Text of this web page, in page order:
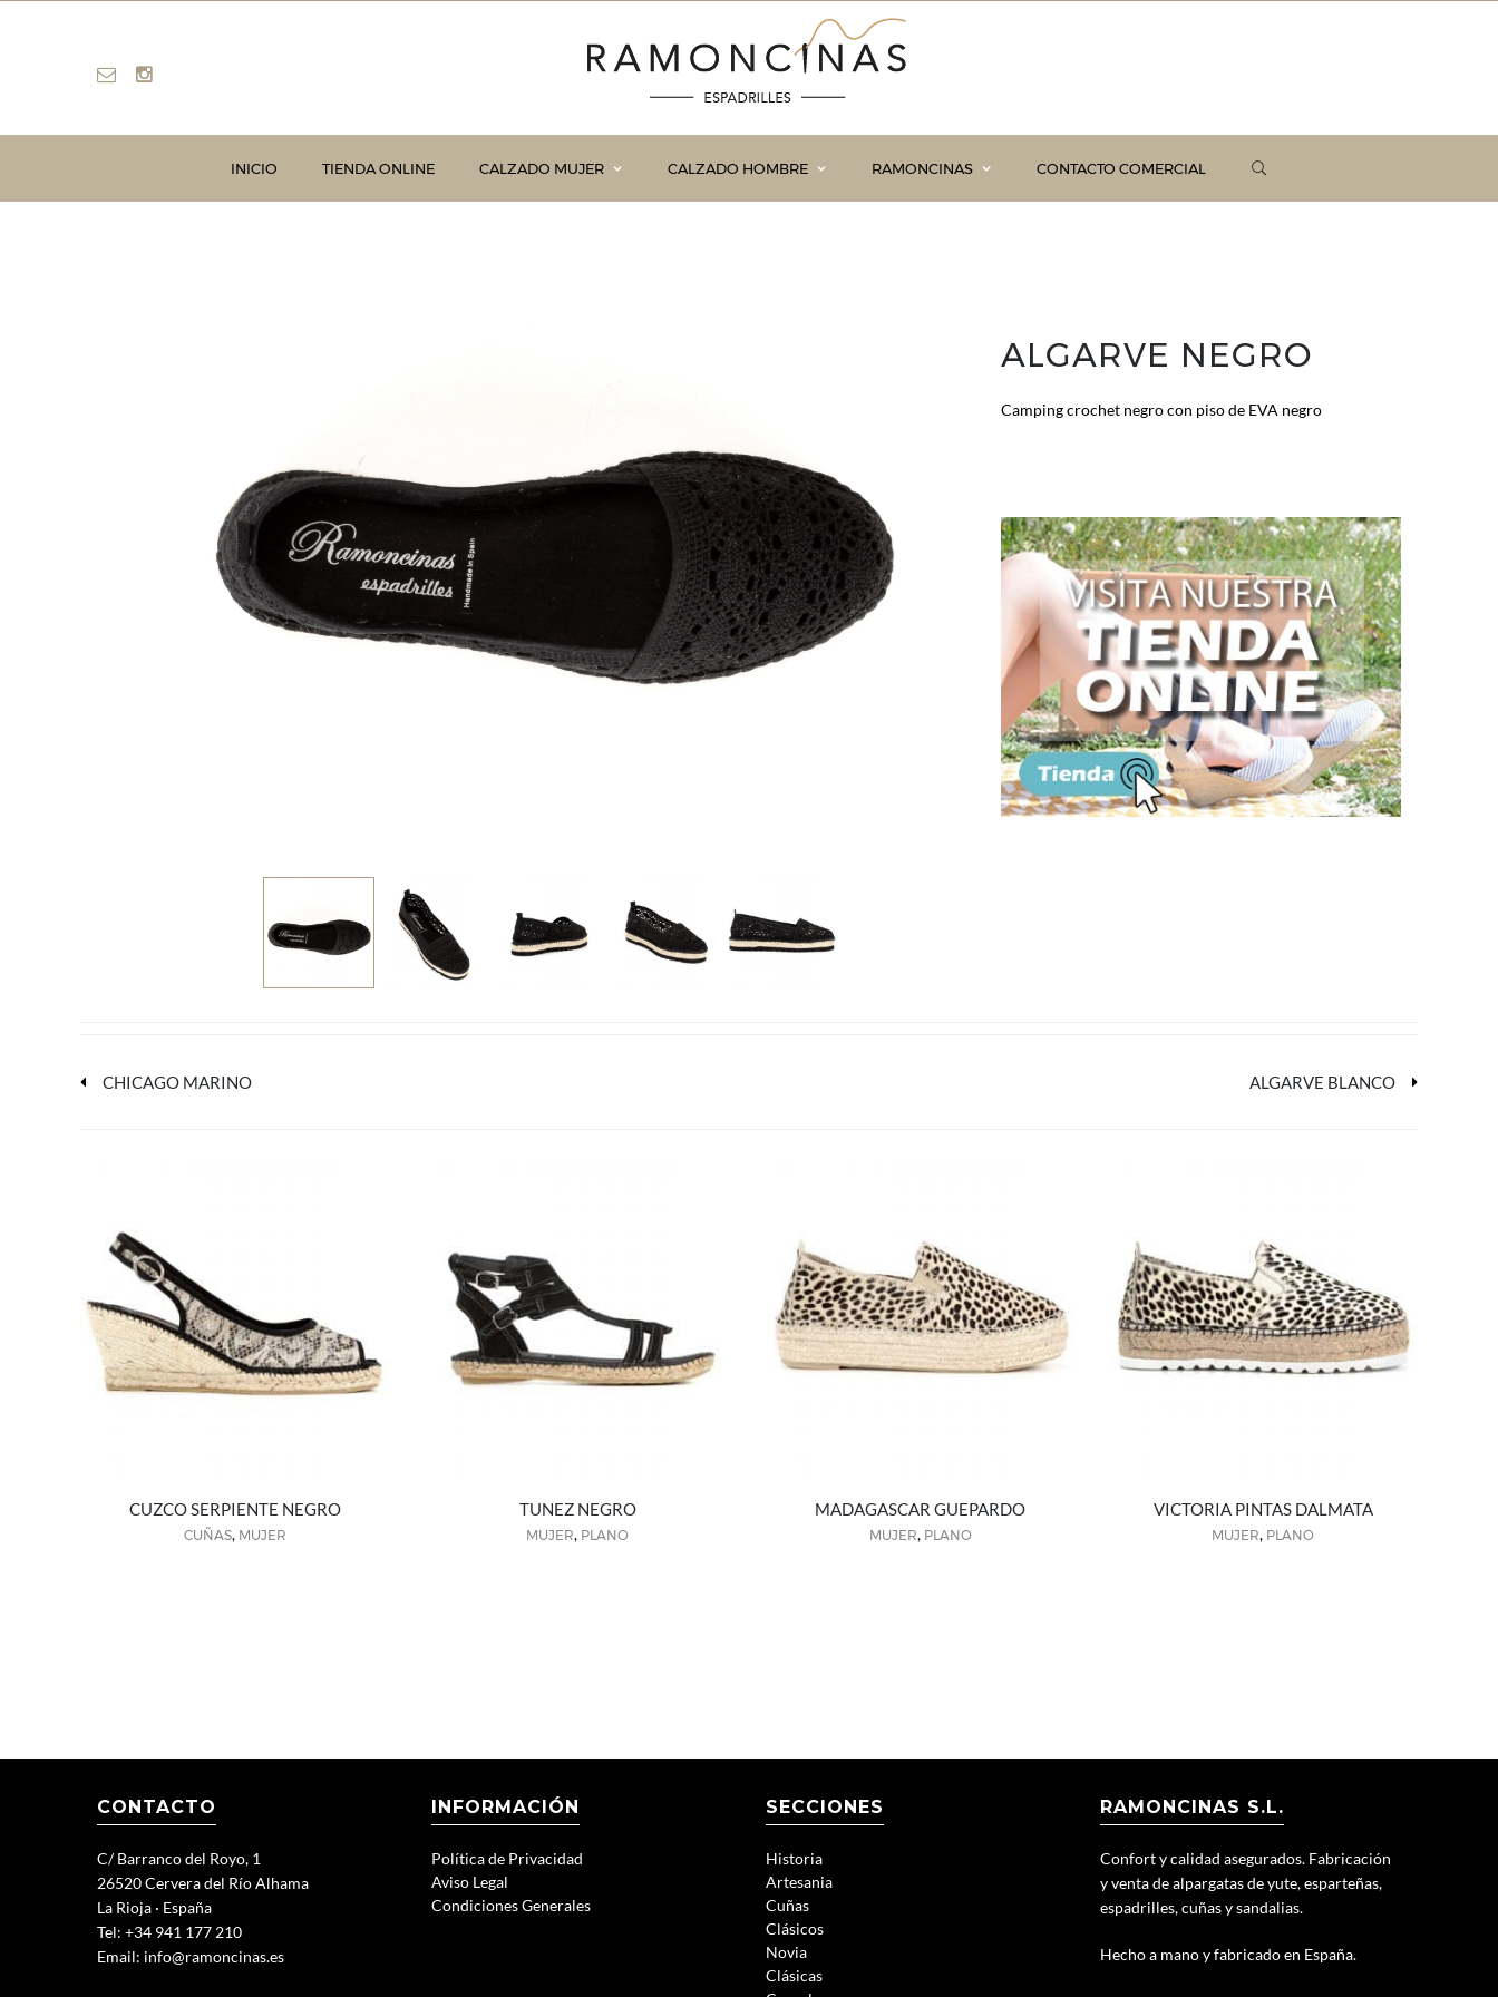
INICIO TIENDA ONLINE CALZADO MUJER CALZADO HOMBRE RAMONCINAS CONTACTO COMERCIAL
ALGARVE NEGRO
Camping crochet negro con piso de EVA negro
CHICAGO MARINO ALGARVE BLANCO
CUZCO SERPIENTE NEGRO
CUÑAS, MUJER
TUNEZ NEGRO
MUJER, PLANO
MADAGASCAR GUEPARDO
MUJER, PLANO
VICTORIA PINTAS DALMATA
MUJER, PLANO
CONTACTO
C/ Barranco del Royo, 1
26520 Cervera del Río Alhama
La Rioja · España
Tel: +34 941 177 210
Email: info@ramoncinas.es
INFORMACIÓN
Política de Privacidad
Aviso Legal
Condiciones Generales
SECCIONES
Historia
Artesania
Cuñas
Clásicos
Novia
Clásicas
RAMONCINAS S.L.
Confort y calidad asegurados. Fabricación
y venta de alpargatas de yute, esparteñas,
espadrilles, cuñas y sandalias.
Hecho a mano y fabricado en España.